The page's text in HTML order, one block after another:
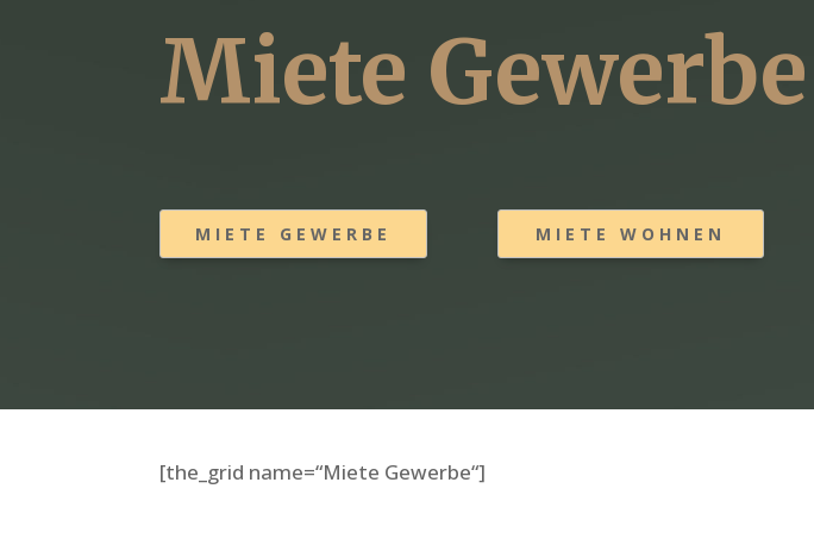
Miete Gewerbe
MIETE GEWERBE MIETE WOHNEN
[the_grid name=“Miete Gewerbe“]